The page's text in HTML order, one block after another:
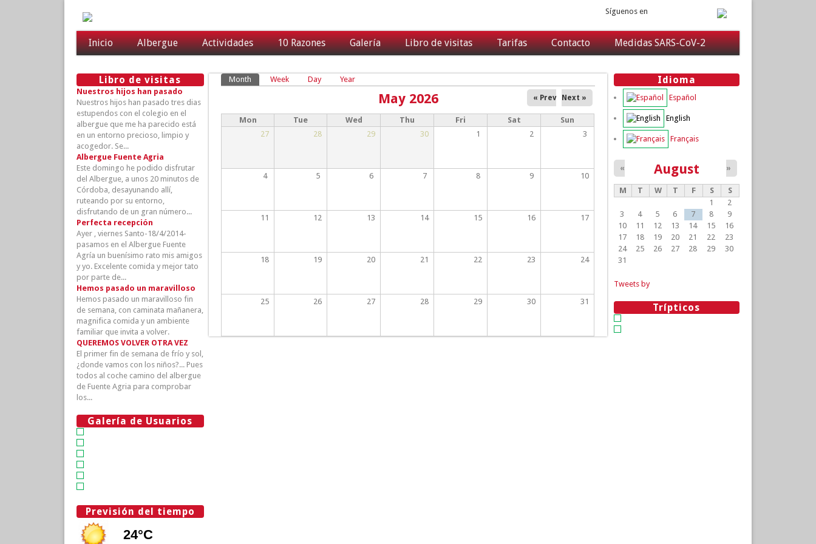
Síguenos en
Inicio Albergue Actividades 10 Razones Galería Libro de visitas Tarifas Contacto Medidas SARS-CoV-2
Primary tabs
Month (active tab)
Week Day Year
May 2026 « Prev Next »
Mon Tue Wed Thu Fri Sat
Sun
27
28 29 30 1 2 3
4 5 6 7 8 9 10
11 12 13 14 15 16 17
18 19 20 21 22 23 24
25 26 27 28 29 30 31
Libro de visitas
Nuestros hijos han pasado
Nuestros hijos han pasado tres dias
estupendos con el colegio en el
albergue que me ha parecido está
en un entorno precioso, limpio y
acogedor. Se...
Albergue Fuente Agria
Este domingo he podido disfrutar
del Albergue, a unos 20 minutos de
Córdoba, desayunando allí,
ruteando por su entorno,
disfrutando de un gran número...
Perfecta recepción
Ayer , viernes Santo-18/4/2014-
pasamos en el Albergue Fuente
Agría un buenísimo rato mis amigos
y yo. Excelente comida y mejor tato
por parte de...
Hemos pasado un maravilloso
Hemos pasado un maravilloso fin
de semana, con caminata mañanera,
magnifica comida y un ambiente
familiar que invita a volver.
QUEREMOS VOLVER OTRA VEZ
El primer fin de semana de frío y sol,
¿donde vamos con los niños?... Pues
todos al coche camino del albergue
de Fuente Agria para comprobar
los...
Galería de Usuarios
Previsión del tiempo
Idioma
Español
English
Français
August
« »
M T W T F S
S
1
2
3
4 5 6 7 8
9
10
11 12 13 14 15
16
17
18 19 20 21 22
23
24
25 26 27 28 29
30
31
Tweets by
Trípticos